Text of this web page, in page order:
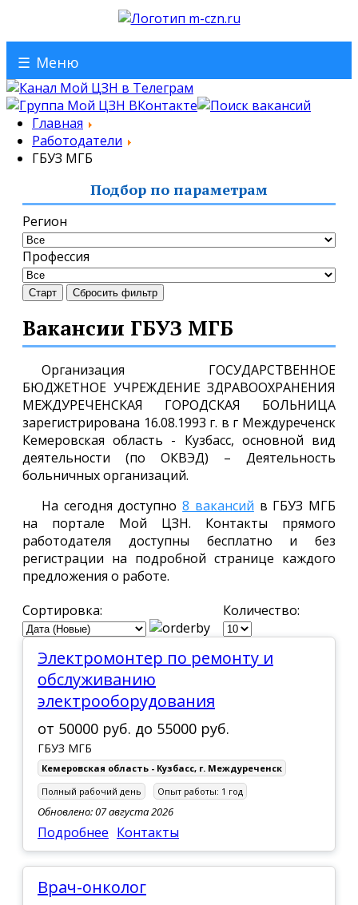
☰ Меню
Главная
Работодатели
ГБУЗ МГБ
Подбор по параметрам
Регион
Профессия
Старт Сбросить фильтр
Вакансии ГБУЗ МГБ
Организация ГОСУДАРСТВЕННОЕ
БЮДЖЕТНОЕ УЧРЕЖДЕНИЕ ЗДРАВООХРАНЕНИЯ
МЕЖДУРЕЧЕНСКАЯ ГОРОДСКАЯ БОЛЬНИЦА
зарегистрирована 16.08.1993 г. в г Междуреченск
Кемеровская область - Кузбасс, основной вид
деятельности (по ОКВЭД) – Деятельность
больничных организаций.
На сегодня доступно8 вакансий в ГБУЗ МГБ
на портале Мой ЦЗН. Контакты прямого
работодателя доступны бесплатно и без
регистрации на подробной странице каждого
предложения о работе.
Сортировка:
Количество:
Электромонтер по ремонту и
обслуживанию
электрооборудования
от 50000 руб. до 55000 руб.
ГБУЗ МГБ
Кемеровская область - Кузбасс, г. Междуреченск
Полный рабочий день
Опыт работы: 1 год
Обновлено: 07 августа 2026
Подробнее Контакты
Врач-онколог